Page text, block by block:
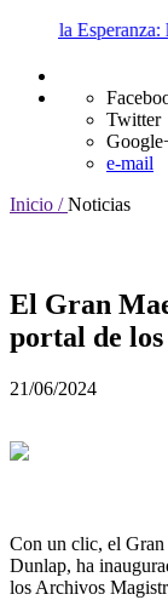
la Orden
Twitter
e-mail
Inicio / Noticias
El Gran
portal de
21/06/2024
Con un clic, el Gran
Dunlap, ha
los Archivos